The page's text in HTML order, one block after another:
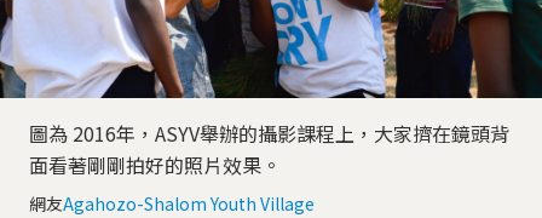
圖為 2016年，ASYV舉辦的攝影課程上，大家擠在鏡頭背
面看著剛剛拍好的照片效果。
網友Agahozo-Shalom Youth Village